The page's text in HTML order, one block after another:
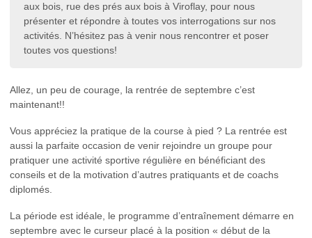
aux bois, rue des prés aux bois à Viroflay, pour nous
présenter et répondre à toutes vos interrogations sur nos
activités. N’hésitez pas à venir nous rencontrer et poser
toutes vos questions!
Allez, un peu de courage, la rentrée de septembre c’est
maintenant!!
Vous appréciez la pratique de la course à pied ? La rentrée est
aussi la parfaite occasion de venir rejoindre un groupe pour
pratiquer une activité sportive régulière en bénéficiant des
conseils et de la motivation d’autres pratiquants et de coachs
diplomés.
La période est idéale, le programme d’entraînement démarre en
septembre avec le curseur placé à la position « début de la